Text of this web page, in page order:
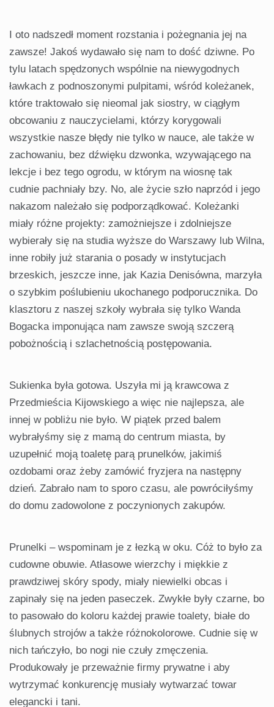
I oto nadszedł moment rozstania i pożegnania jej na
zawsze! Jakoś wydawało się nam to dość dziwne. Po
tylu latach spędzonych wspólnie na niewygodnych
ławkach z podnoszonymi pulpitami, wśród koleżanek,
które traktowało się nieomal jak siostry, w ciągłym
obcowaniu z nauczycielami, którzy korygowali
wszystkie nasze błędy nie tylko w nauce, ale także w
zachowaniu, bez dźwięku dzwonka, wzywającego na
lekcje i bez tego ogrodu, w którym na wiosnę tak
cudnie pachniały bzy. No, ale życie szło naprzód i jego
nakazom należało się podporządkować. Koleżanki
miały różne projekty: zamożniejsze i zdolniejsze
wybierały się na studia wyższe do Warszawy lub Wilna,
inne robiły już starania o posady w instytucjach
brzeskich, jeszcze inne, jak Kazia Denisówna, marzyła
o szybkim poślubieniu ukochanego podporucznika. Do
klasztoru z naszej szkoły wybrała się tylko Wanda
Bogacka imponująca nam zawsze swoją szczerą
pobożnością i szlachetnością postępowania.
Sukienka była gotowa. Uszyła mi ją krawcowa z
Przedmieścia Kijowskiego a więc nie najlepsza, ale
innej w pobliżu nie było. W piątek przed balem
wybrałyśmy się z mamą do centrum miasta, by
uzupełnić moją toaletę parą prunelków, jakimiś
ozdobami oraz żeby zamówić fryzjera na następny
dzień. Zabrało nam to sporo czasu, ale powróciłyśmy
do domu zadowolone z poczynionych zakupów.
Prunelki – wspominam je z łezką w oku. Cóż to było za
cudowne obuwie. Atłasowe wierzchy i miękkie z
prawdziwej skóry spody, miały niewielki obcas i
zapinały się na jeden paseczek. Zwykłe były czarne, bo
to pasowało do koloru każdej prawie toalety, białe do
ślubnych strojów a także różnokolorowe. Cudnie się w
nich tańczyło, bo nogi nie czuły zmęczenia.
Produkowały je przeważnie firmy prywatne i aby
wytrzymać konkurencję musiały wytwarzać towar
elegancki i tani.